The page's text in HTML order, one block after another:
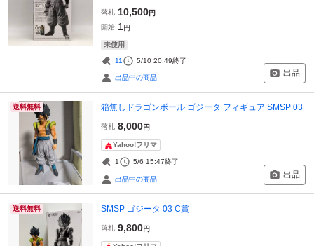
落札 10,500円
開始 1 円
未使用
11 5/10 20:49終了
出品中の商品 出品
送料無料 箱無しドラゴンボール ゴジータ フィギュア SMSP 03
落札 8,000円
Yahoo!フリマ
1 5/6 15:47終了
出品中の商品 出品
送料無料 SMSP ゴジータ 03 C賞
落札 9,800円